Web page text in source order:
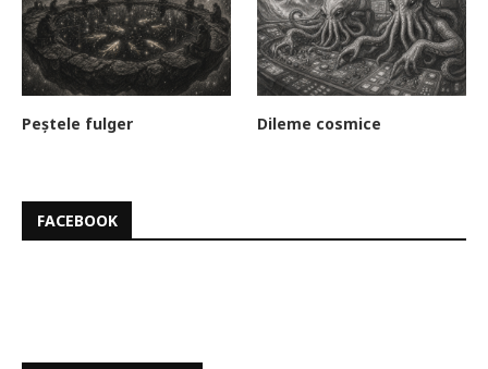
Peștele fulger Dileme cosmice
FACEBOOK